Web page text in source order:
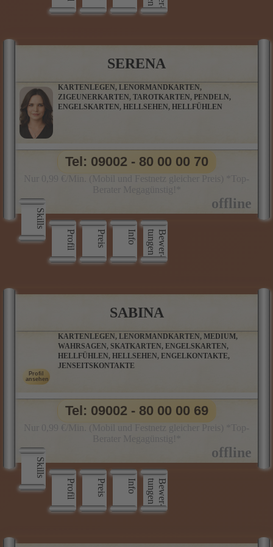
SERENA
KARTENLEGEN, LENORMANDKARTEN,
ZIGEUNERKARTEN, TAROTKARTEN, PENDELN,
ENGELSKARTEN, HELLSEHEN, HELLFÜHLEN
Skills
Profil
Preis Info B
e
w
e
r
­
t
u
n
g
e
n
Tel: 09002 - 80 00 00 70
SABINA
KARTENLEGEN, LENORMANDKARTEN, MEDIUM,
WAHRSAGEN, SKATKARTEN, ENGELSKARTEN,
HELLFÜHLEN, HELLSEHEN, ENGELKONTAKTE,
JENSEITSKONTAKTE
Skills
Profil
Preis Info B
e
w
e
r
­
t
u
n
g
e
n
Tel: 09002 - 80 00 00 69